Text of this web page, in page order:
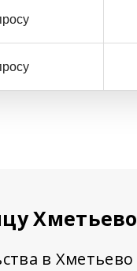
Хметьево
в Хметьево